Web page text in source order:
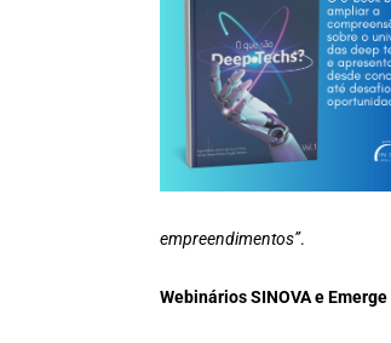
empreendimentos”.
Webinários SINOVA e